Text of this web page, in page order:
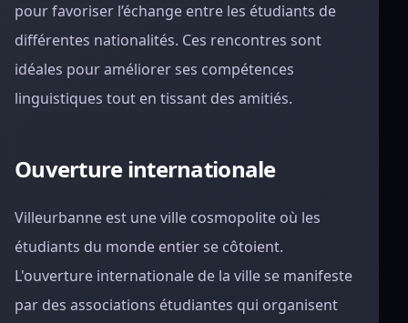
pour favoriser l’échange entre les étudiants de
différentes nationalités. Ces rencontres sont
idéales pour améliorer ses compétences
linguistiques tout en tissant des amitiés.
Ouverture internationale
Villeurbanne est une ville cosmopolite où les
étudiants du monde entier se côtoient.
L'ouverture internationale de la ville se manifeste
par des associations étudiantes qui organisent